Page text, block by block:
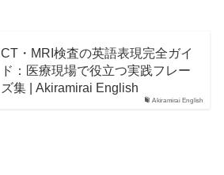
Akiramirai English
CT・MRI検査の英語表現完全ガイ
ド：医療現場で役立つ実践フレー
ズ集 | Akiramirai English